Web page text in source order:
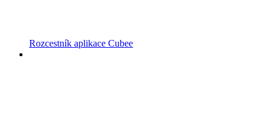
Rozcestník aplikace Cubee